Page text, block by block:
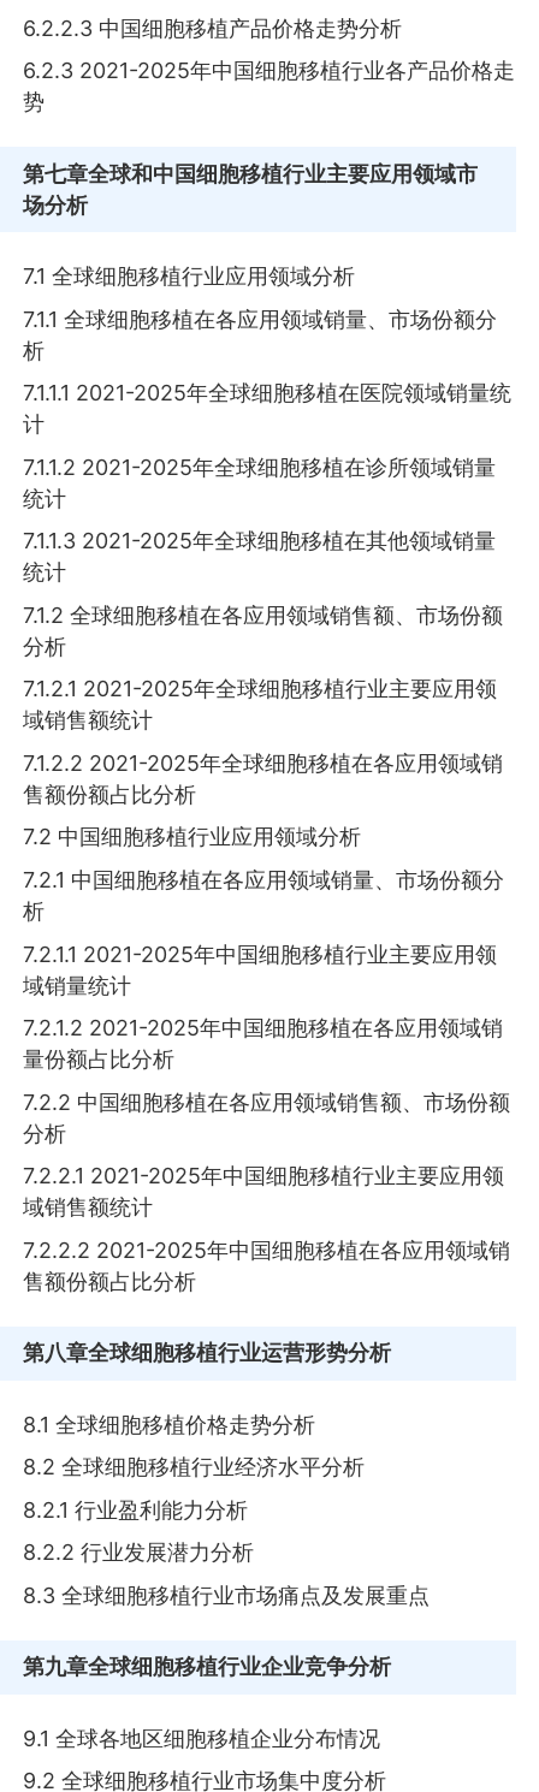
6.2.2.3 中国细胞移植产品价格走势分析
6.2.3 2021-2025年中国细胞移植行业各产品价格走
势
第七章全球和中国细胞移植行业主要应用领域市
场分析
7.1 全球细胞移植行业应用领域分析
7.1.1 全球细胞移植在各应用领域销量、市场份额分
析
7.1.1.1 2021-2025年全球细胞移植在医院领域销量统
计
7.1.1.2 2021-2025年全球细胞移植在诊所领域销量
统计
7.1.1.3 2021-2025年全球细胞移植在其他领域销量
统计
7.1.2 全球细胞移植在各应用领域销售额、市场份额
分析
7.1.2.1 2021-2025年全球细胞移植行业主要应用领
域销售额统计
7.1.2.2 2021-2025年全球细胞移植在各应用领域销
售额份额占比分析
7.2 中国细胞移植行业应用领域分析
7.2.1 中国细胞移植在各应用领域销量、市场份额分
析
7.2.1.1 2021-2025年中国细胞移植行业主要应用领
域销量统计
7.2.1.2 2021-2025年中国细胞移植在各应用领域销
量份额占比分析
7.2.2 中国细胞移植在各应用领域销售额、市场份额
分析
7.2.2.1 2021-2025年中国细胞移植行业主要应用领
域销售额统计
7.2.2.2 2021-2025年中国细胞移植在各应用领域销
售额份额占比分析
第八章全球细胞移植行业运营形势分析
8.1 全球细胞移植价格走势分析
8.2 全球细胞移植行业经济水平分析
8.2.1 行业盈利能力分析
8.2.2 行业发展潜力分析
8.3 全球细胞移植行业市场痛点及发展重点
第九章全球细胞移植行业企业竞争分析
9.1 全球各地区细胞移植企业分布情况
9.2 全球细胞移植行业市场集中度分析